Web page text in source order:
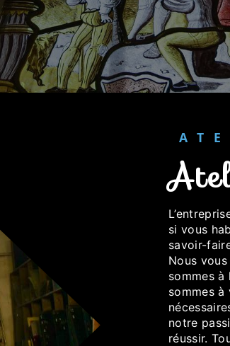
si vous
savoir-
Nous
sommes à
sommes
notre
réussir.